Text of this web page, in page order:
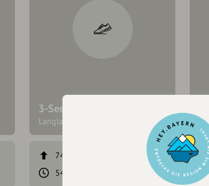
3-Seen-Loipe
Langlaufloipe
74 hm
54 min